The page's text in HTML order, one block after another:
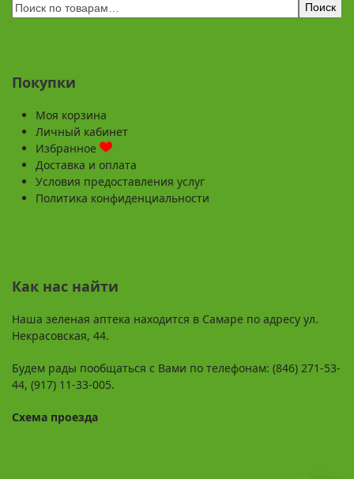
Поиск
Покупки
Моя корзина
Личный кабинет
Избранное
Доставка и оплата
Условия предоставления услуг
Политика конфиденциальности
Как нас найти
Наша зеленая аптека находится в Самаре по адресу ул.
Некрасовская, 44.
Будем рады пообщаться с Вами по телефонам: (846) 271-53-
44, (917) 11-33-005.
Схема проезда